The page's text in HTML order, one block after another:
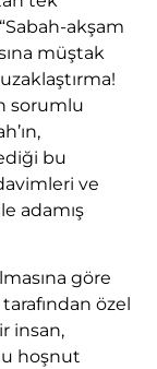
akşam
müştak
sorumlu
bu
ve
adamış
göre
özel
insan,
hoşnut